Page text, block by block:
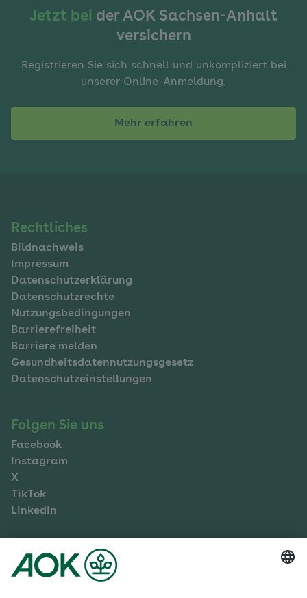
Jetzt bei der AOK Sachsen-Anhalt
versichern
Registrieren Sie sich schnell und unkompliziert bei
unserer Online-Anmeldung.
Mehr erfahren
Navigation
im
Fußbereich
Rechtliches
Bildnachweis
Impressum
Datenschutzerklärung
Datenschutzrechte
Nutzungsbedingungen
Barrierefreiheit
Barriere melden
Gesundheitsdatennutzungsgesetz
Datenschutzeinstellungen
Folgen Sie uns
Facebook
Instagram
X
TikTok
LinkedIn
Mehr zur AOK Sachsen-Anhalt
Karriere